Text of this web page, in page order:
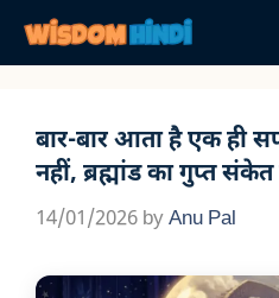
content
बार-बार आता है एक ही
नहीं, ब्रह्मांड का गुप्त
14/01/2026 byAnu Pal